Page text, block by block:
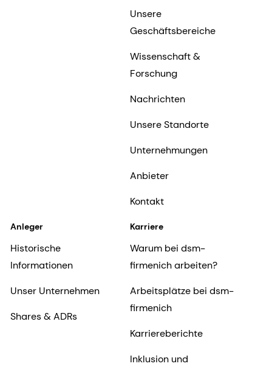
Unsere
Geschäftsbereiche
Wissenschaft &
Forschung
Nachrichten
Unsere Standorte
Unternehmungen
Anbieter
Kontakt
Anleger
Historische
Informationen
Unser Unternehmen
Shares & ADRs
Karriere
Warum bei dsm-
firmenich arbeiten?
Arbeitsplätze bei dsm-
firmenich
Karriereberichte
Inklusion und